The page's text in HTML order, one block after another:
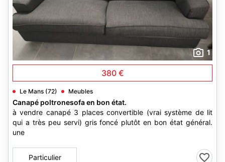
1
380 €
Le Mans (72) Meubles
Canapé poltronesofa en bon état.
à vendre canapé 3 places convertible (vrai système de lit
qui a très peu servi) gris foncé plutôt en bon état général.
une
Particulier